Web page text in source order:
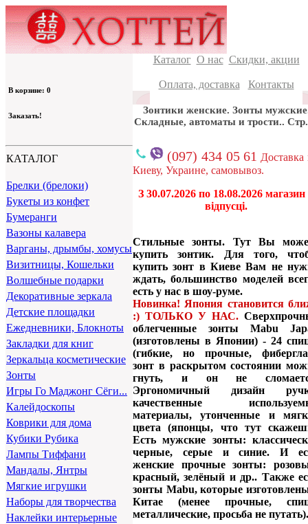
В корзине: 0
Заказать!
КАТАЛОГ
Брелки (брелоки)
Букеты из конфет
Бумеранги
Вазоны калавера
Варганы, дрымбы, хомусы
Визитницы, Кошельки
Волшебные подарки
Декоративные зеркала
Детские площадки
Ежедневники, Блокноты
Закладки для книг
Зеркальца косметические
Зонты
Игры Го Маджонг Сёги...
Калейдоскопы
Коврики для дома
Кубики Рубика
Лампы Тиффани
Мандалы, Янтры
Мягкие игрушки
Наборы для творчества
Наклейки интерьерные
Каталог О нас Скидки, акции
Оплата, доставка Контакты
Зонтики женские. Зонты
Складные, автоматы и трости..
(097) 434 05 61 Доставка
Киеву, Украине, самовывоз.
З 30.07.2026 по 18.08.2026 магазин
відпусці.
Стильные зонты. Тут Вы
купить зонтик. Для того,
купить зонт в Киеве Вам не
ждать, большинство моделей
есть у нас в шоу-руме.
Новинка! Япония становится
:) ТОЛЬКО У НАС.
облегченные зонты Mabu
(изготовлены в Японии) - 24
(гибкие, но прочные,
зонт в раскрытом состоянии
гнуть, и он не
Эргономичный дизайн
качественные
материалы, утонченные и
цвета (японцы, что тут
Есть мужские зонты:
черные, серые и синие. И
женские прочные зонты:
красный, зелёный и др.. Также
зонты Mabu, которые
Китае (менее прочные,
металлические, просьба не путать).